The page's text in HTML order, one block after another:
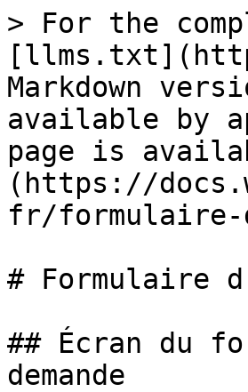
> For the
Markdown
available by
page is
(https://
fr/formulaire-
# Formulaire
## Écran du
demande